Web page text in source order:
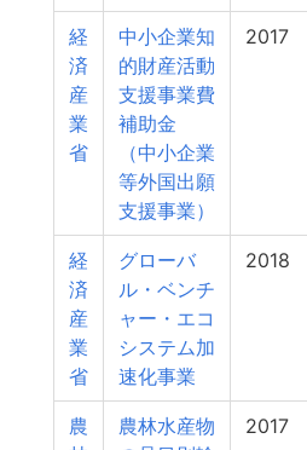
経
済
産
業
省
中小企業知
的財産活動
支援事業費
補助金
（中小企業
等外国出願
支援事業）
2017
経
済
産
業
省
グローバ
ル・ベンチ
ャー・エコ
システム加
速化事業
2018
農
農林水産物
2017